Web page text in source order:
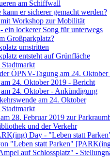
am Schiffwall
er sicherer gemacht werden?
Workshop zur Mobilität
ein lockerer Song für unterwegs
Großparkplatz?
umstritten
entsteht auf Grünfläche
ÖPNV-Tagung am 24. Oktober
24. Oktober 2019 - Bericht
24. Oktober - Ankündigung
am 24. Oktober
am 28. Februar 2019 zur
und der Verkehr
Day - "Leben statt
"Leben statt Parken"
auf Schlossplatz" -